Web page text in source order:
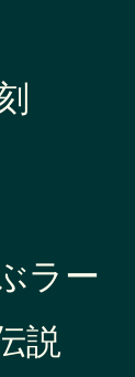
ラー
説